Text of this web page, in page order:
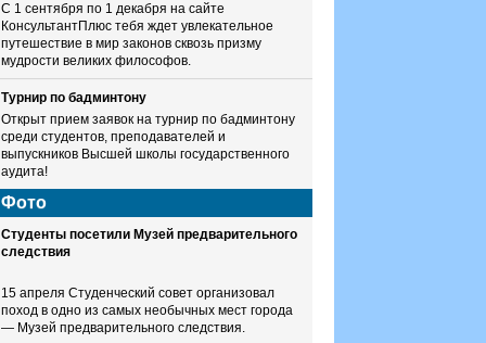
С 1 сентября по 1 декабря на сайте
КонсультантПлюс тебя ждет увлекательное
путешествие в мир законов сквозь призму
мудрости великих философов.
Турнир по бадминтону
Открыт прием заявок на турнир по бадминтону
среди студентов, преподавателей и
выпускников Высшей школы государственного
аудита!
Фото
Студенты посетили Музей предварительного
следствия
15 апреля Студенческий совет организовал
поход в одно из самых необычных мест города
— Музей предварительного следствия.